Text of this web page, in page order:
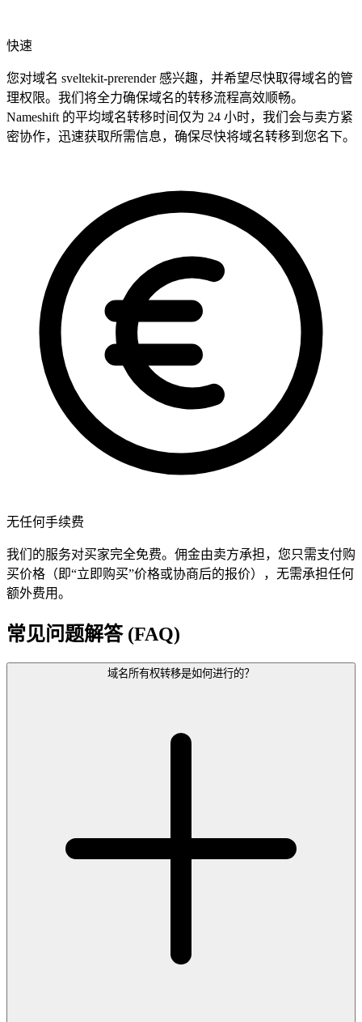
快速
您对域名 sveltekit-prerender 感兴趣，并希望尽快取得域名的管
理权限。我们将全力确保域名的转移流程高效顺畅。
Nameshift 的平均域名转移时间仅为 24 小时，我们会与卖方紧
密协作，迅速获取所需信息，确保尽快将域名转移到您名下。
无任何手续费
我们的服务对买家完全免费。佣金由卖方承担，您只需支付购
买价格（即“立即购买”价格或协商后的报价），无需承担任何
额外费用。
常见问题解答 (FAQ)
域名所有权转移是如何进行的？